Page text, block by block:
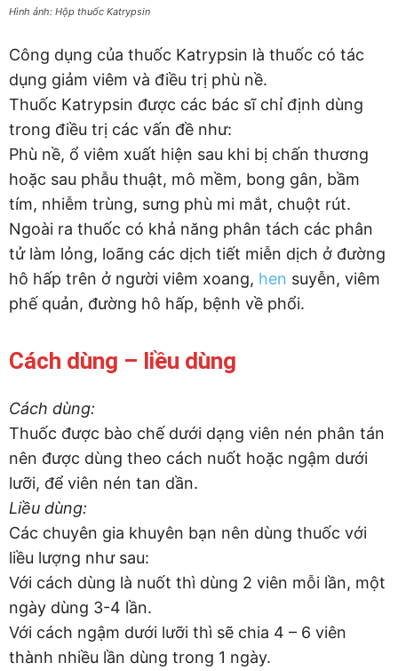
Hình ảnh: Hộp thuốc Katrypsin
Công dụng của thuốc Katrypsin là thuốc có tác
dụng giảm viêm và điều trị phù nề.
Thuốc Katrypsin được các bác sĩ chỉ định dùng
trong điều trị các vấn đề như:
Phù nề, ổ viêm xuất hiện sau khi bị chấn thương
hoặc sau phẫu thuật, mô mềm, bong gân, bầm
tím, nhiễm trùng, sưng phù mi mắt, chuột rút.
Ngoài ra thuốc có khả năng phân tách các phân
tử làm lỏng, loãng các dịch tiết miễn dịch ở đường
hô hấp trên ở người viêm xoang, hen suyễn, viêm
phế quản, đường hô hấp, bệnh về phổi.
Cách dùng – liều dùng
Cách dùng:
Thuốc được bào chế dưới dạng viên nén phân tán
nên được dùng theo cách nuốt hoặc ngậm dưới
lưỡi, để viên nén tan dần.
Liều dùng:
Các chuyên gia khuyên bạn nên dùng thuốc với
liều lượng như sau:
Với cách dùng là nuốt thì dùng 2 viên mỗi lần, một
ngày dùng 3-4 lần.
Với cách ngậm dưới lưỡi thì sẽ chia 4 – 6 viên
thành nhiều lần dùng trong 1 ngày.